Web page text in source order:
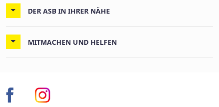
DER ASB IN IHRER NÄHE
MITMACHEN UND HELFEN